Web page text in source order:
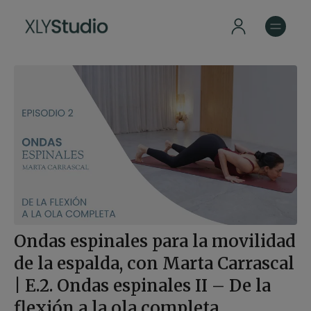
Ondas espinales para la movilidad
de la espalda, con Marta Carrascal
| E.2. Ondas espinales II – De la